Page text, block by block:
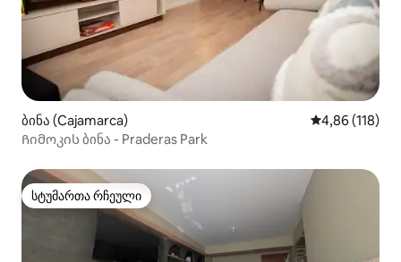
ბინა (Cajamarca) საშუალო
4,86 (118)
Ჩიმოკის ბინა - Praderas Park
სტუმართა რჩეული
სტუმართა რჩეული